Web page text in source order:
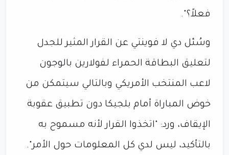
فعلاً؟".
وسُئل دي لا فوينتي عن القرار المثير للجدل
لتعليق البطاقة الحمراء لفولارين بالوجون
لاعب المنتخب الأمريكي وبالتالي سيتمكن من
خوض المباراة أمام بلجيكا دون تطبيق عقوبة
الإيقاف، ورد: "اتخذوا القرار لأنه مسموح به
بالتأكيد، ليس لدي كل المعلومات حول الأمر".